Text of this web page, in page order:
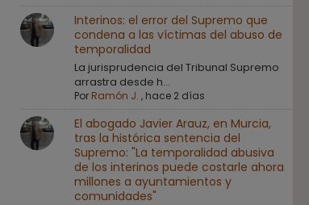
Interinos: el error del Supremo que
condena a las víctimas del abuso de
temporalidad
La jurisprudencia del Tribunal Supremo
arrastra desde h...
Por Ramón J. , hace 2 días
El abogado Javier Arauz, en Murcia,
tras la histórica sentencia del
Supremo: "La temporalidad abusiva
de los interinos puede costarle ahora
millones a ayuntamientos y
comunidades"